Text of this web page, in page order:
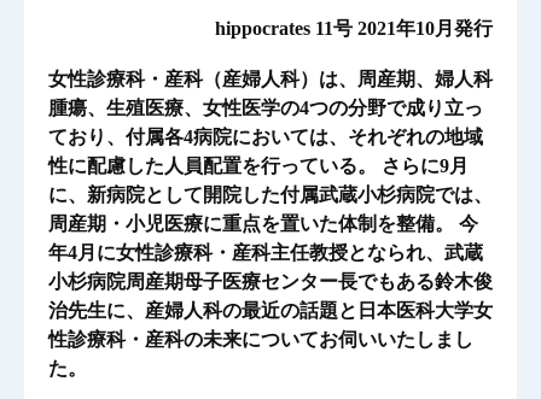
hippocrates 11号 2021年10月発行
女性診療科・産科（産婦人科）は、周産期、婦人科
腫瘍、生殖医療、女性医学の4つの分野で成り立っ
ており、付属各4病院においては、それぞれの地域
性に配慮した人員配置を行っている。 さらに9月
に、新病院として開院した付属武蔵小杉病院では、
周産期・小児医療に重点を置いた体制を整備。 今
年4月に女性診療科・産科主任教授となられ、武蔵
小杉病院周産期母子医療センター長でもある鈴木俊
治先生に、産婦人科の最近の話題と日本医科大学女
性診療科・産科の未来についてお伺いいたしまし
た。